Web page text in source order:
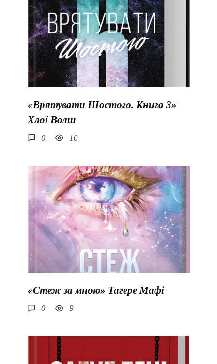
«Врятувати Шостого. Книга 3»
Хлої Волш
0 10
«Стеж за мною» Тагере Мафі
0 9